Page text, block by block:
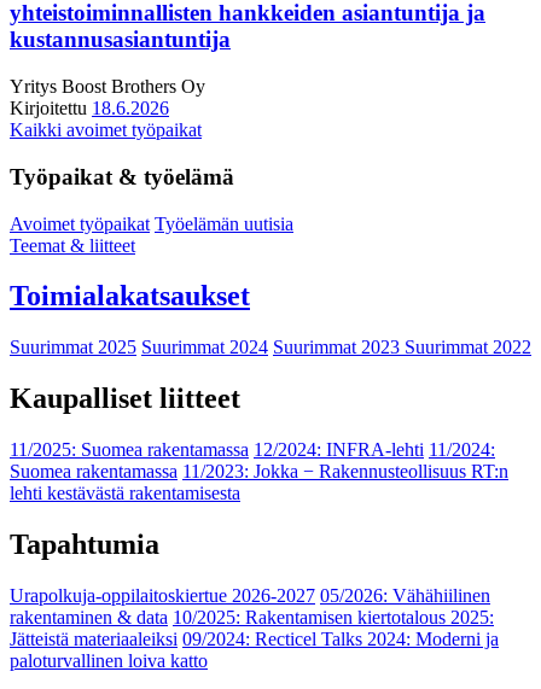
yhteistoiminnallisten hankkeiden asiantuntija ja
kustannusasiantuntija
Yritys Boost Brothers Oy
Kirjoitettu 18.6.2026
Kaikki avoimet työpaikat
Työpaikat & työelämä
Avoimet työpaikat Työelämän uutisia
Teemat & liitteet
Toimialakatsaukset
Suurimmat 2025 Suurimmat 2024 Suurimmat 2023 Suurimmat 2022
Kaupalliset liitteet
11/2025: Suomea rakentamassa 12/2024: INFRA-lehti 11/2024:
Suomea rakentamassa 11/2023: Jokka − Rakennusteollisuus RT:n
lehti kestävästä rakentamisesta
Tapahtumia
Urapolkuja-oppilaitoskiertue 2026-2027 05/2026: Vähähiilinen
rakentaminen & data 10/2025: Rakentamisen kiertotalous 2025:
Jätteistä materiaaleiksi 09/2024: Recticel Talks 2024: Moderni ja
paloturvallinen loiva katto